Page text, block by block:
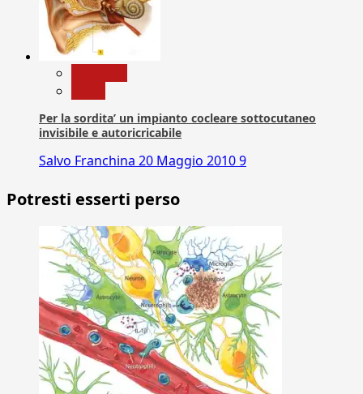
Per la sordita’ un impianto cocleare sottocutaneo
invisibile e autoricricabile
Salvo Franchina 20 Maggio 20109
Potresti esserti perso